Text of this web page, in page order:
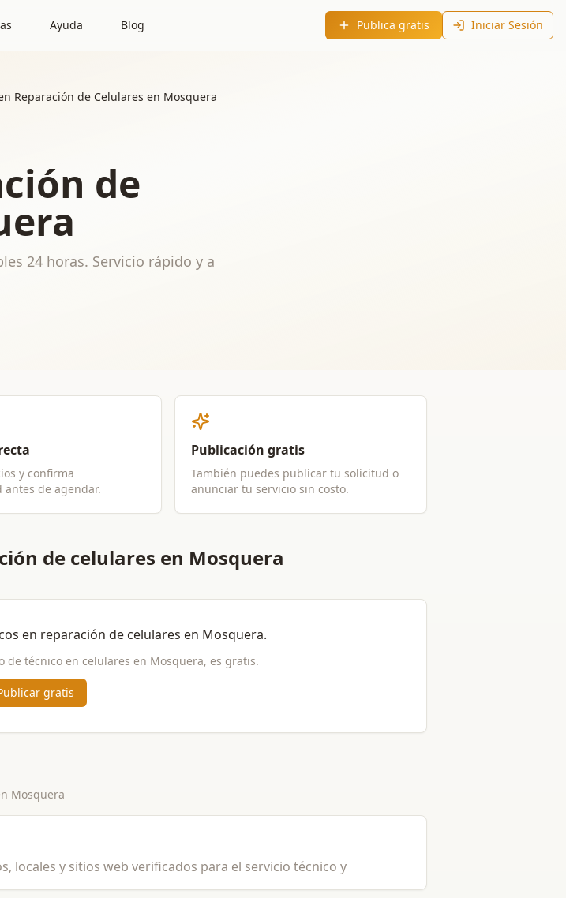
Ayuda Blog Publica gratis Iniciar Sesión
Reparación de Celulares en Mosquera
de
24 horas. Servicio rápido y a
y confirma
de agendar.
Publicación gratis
También puedes publicar tu solicitud o
anunciar tu servicio sin costo.
de celulares en Mosquera
en reparación de celulares en Mosquera.
de técnico en celulares en Mosquera, es gratis.
gratis
Mosquera
locales y sitios web verificados para el servicio técnico y